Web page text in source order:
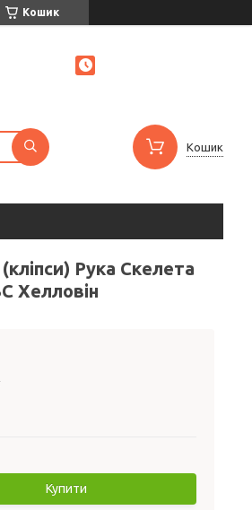
Кошик
Кошик
Рука Скелета
Хелловін
Купити